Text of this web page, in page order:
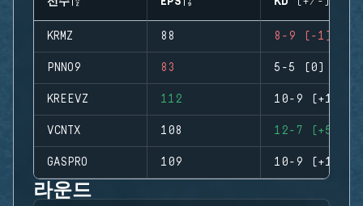
KRMZ 88 8-9 (-1)
PNNO9 83 5-5 (0)
KREEVZ 112 10-9 (+1)
VCNTX 108 12-7 (+5)
GASPRO 109 10-9 (+1)
라운드